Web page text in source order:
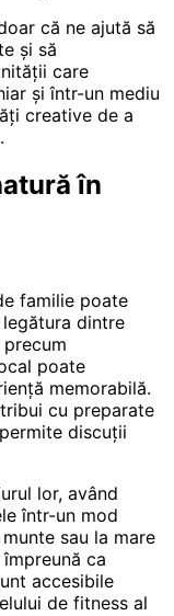
că ne ajută să
și să
care
și într-un mediu
creative de a
în
familie poate
dintre
poate
memorabilă.
cu preparate
discuții
lor, având
într-un mod
sau la mare
ca
accesibile
de fitness al